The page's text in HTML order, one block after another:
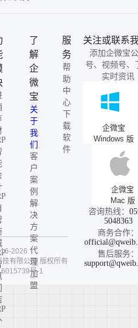
了
解
企
微
宝
关
于
我
们
客
户
案
例
解
决
方
案
代
理
加
盟
服
务
帮
助
中
心
下
载
软
件
关注或联系
添加企微宝
号、视频号、
实时资讯
企微宝
Windows 版
企微宝
Mac 版
咨询热线：
5048363
商务合作：
售后服务：
2026
技有限公司 版权所有
号-1